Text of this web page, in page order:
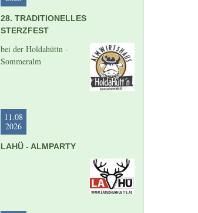
28. TRADITIONELLES
STERZFEST
bei der Holdahüttn -
Sommeralm
11.08
2026
LAHÜ - ALMPARTY